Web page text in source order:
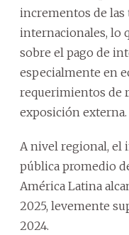
incrementos de las
internacionales, lo
sobre el pago de
especialmente en
requerimientos de
exposición externa.
A nivel regional, el
pública promedio
América Latina
2025, levemente
2024.